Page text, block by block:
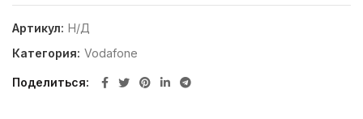
Артикул: Н/Д
Категория: Vodafone
Поделиться